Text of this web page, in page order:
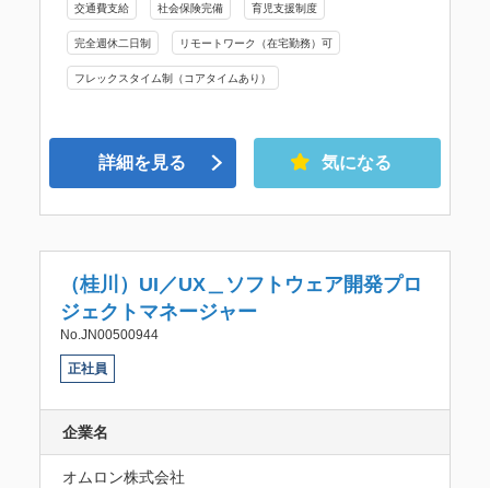
交通費支給 社会保険完備 育児支援制度
完全週休二日制 リモートワーク（在宅勤務）可
フレックスタイム制（コアタイムあり）
詳細を見る 気になる
（桂川）UI／UX＿ソフトウェア開発プロ
ジェクトマネージャー
No.JN00500944
正社員
企業名
オムロン株式会社